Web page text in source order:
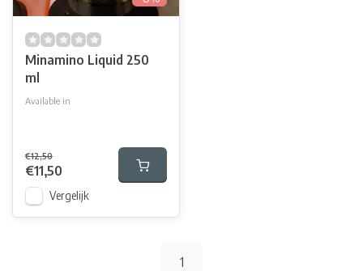
Minamino Liquid 250
ml
Available in
€12,50
€11,50
Vergelijk
1